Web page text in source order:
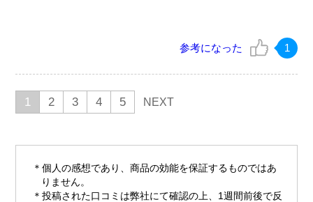
参考になった 1
1 2 3 4 5 NEXT
個人の感想であり、商品の効能を保証するものではあ
りません。
投稿された口コミは弊社にて確認の上、1週間前後で反